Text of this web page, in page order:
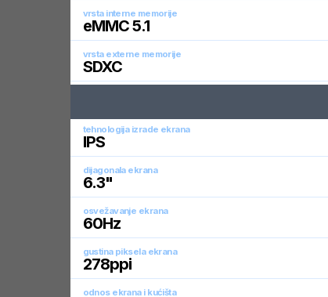
vrsta interne memorije
eMMC 5.1
vrsta externe memorije
SDXC
tehnologija izrade ekrana
IPS
dijagonala ekrana
6.3"
osvežavanje ekrana
60Hz
gustina piksela ekrana
278ppi
odnos ekrana i kućišta